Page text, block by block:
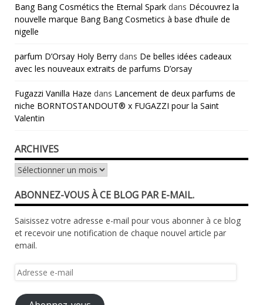
Bang Bang Cosmétics the Eternal Spark dans Découvrez la
nouvelle marque Bang Bang Cosmetics à base d’huile de
nigelle
parfum D’Orsay Holy Berry dans De belles idées cadeaux
avec les nouveaux extraits de parfums D’orsay
Fugazzi Vanilla Haze dans Lancement de deux parfums de
niche BORNTOSTANDOUT® x FUGAZZI pour la Saint
Valentin
ARCHIVES
Archives
ABONNEZ-VOUS À CE BLOG PAR E-MAIL.
Saisissez votre adresse e-mail pour vous abonner à ce blog
et recevoir une notification de chaque nouvel article par
email.
Adresse
mail